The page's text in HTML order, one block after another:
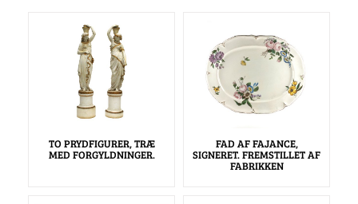
TO PRYDFIGURER, TRÆ
MED FORGYLDNINGER.
FAD AF FAJANCE,
SIGNERET. FREMSTILLET AF
FABRIKKEN